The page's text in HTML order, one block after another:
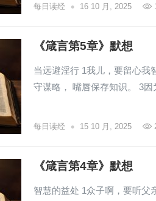
每日读经 • 16 10 月, 2025
《箴言第5章》默想
当远避淫行 1我儿，要留心我
守谋略， 嘴唇保存知识。 3
每日读经 • 15 10 月, 2025
《箴言第4章》默想
智慧的益处 1众子啊，要听父